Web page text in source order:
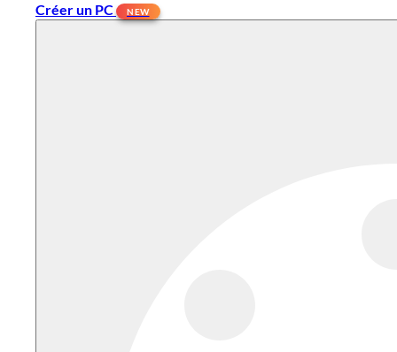
Créer un PC NEW